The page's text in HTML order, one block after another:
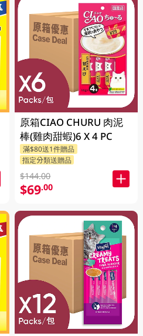
原箱CIAO CHURU 肉泥
棒(雞肉甜蝦)6 X 4 PC
滿$80送1件贈品
指定分類送贈品
$144.00
$69.00